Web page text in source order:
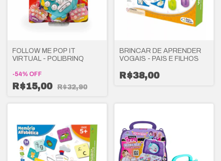
FOLLOW ME POP IT
VIRTUAL - POLIBRINQ
-54% OFF
R$15,00 R$32,90
BRINCAR DE APRENDER
VOGAIS - PAIS E FILHOS
R$38,00